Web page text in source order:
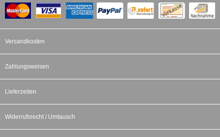
Versandkosten
Zahlungsweisen
Lieferzeiten
Widerrufsrecht / Umtausch